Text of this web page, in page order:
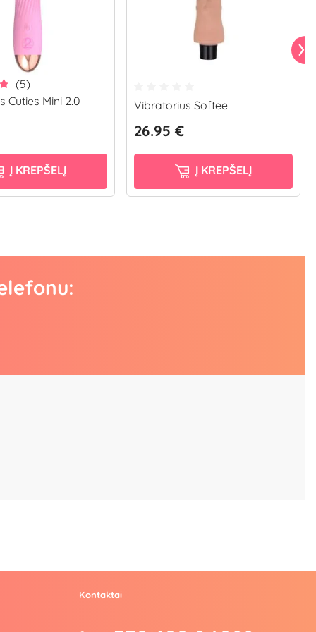
(5)
Cuties Mini 2.0
Į KREPŠELĮ
Vibratorius Softee
26.95 €
Į KREPŠELĮ
Kontaktai